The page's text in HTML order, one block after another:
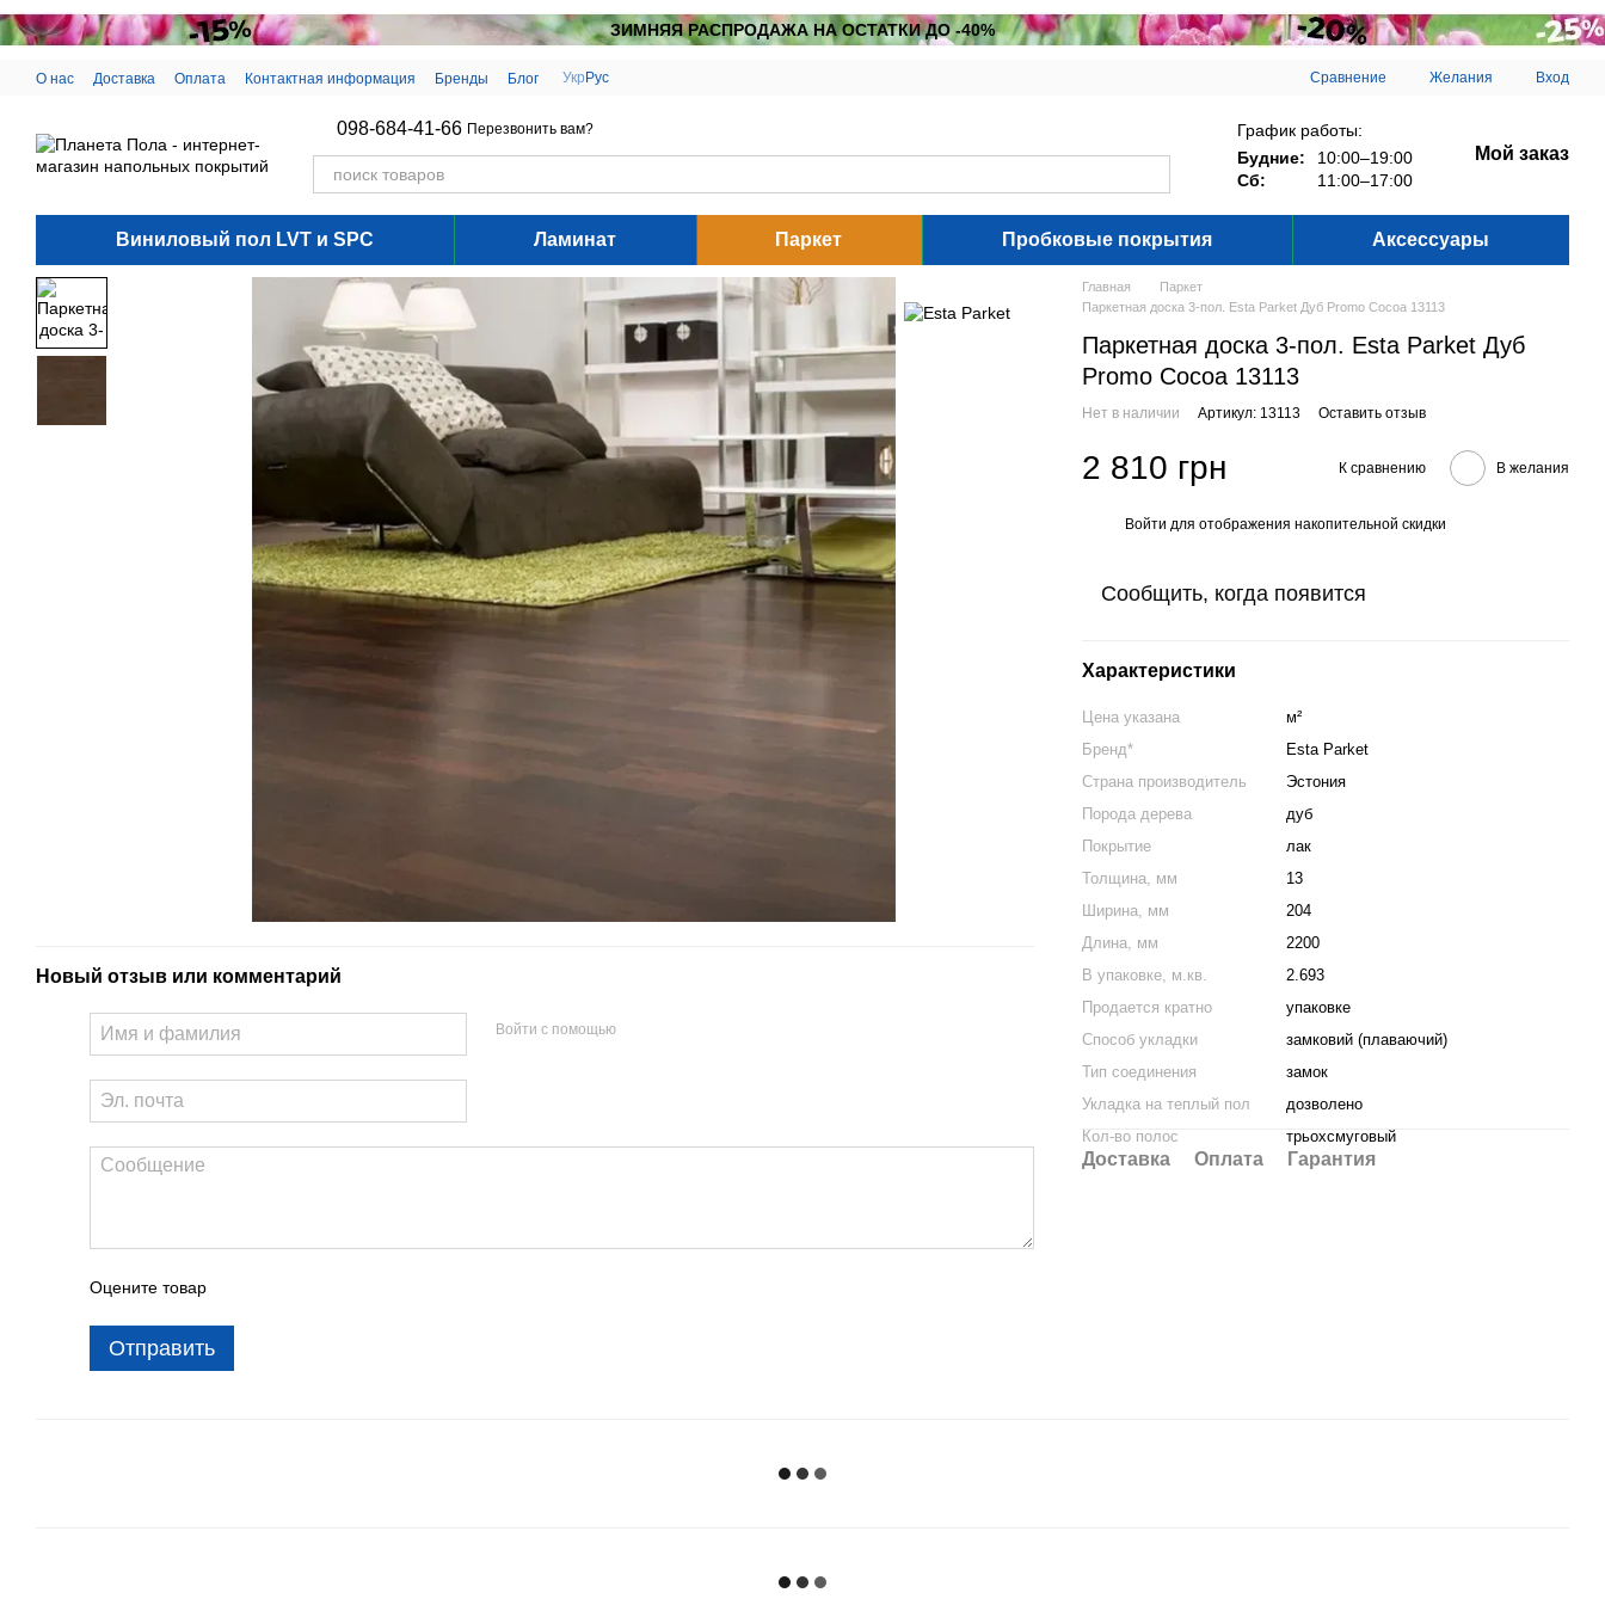
Перейти к основному контенту
ЗИМНЯЯ РАСПРОДАЖА НА ОСТАТКИ ДО -40%
О нас Доставка Оплата Контактная информация Бренды Блог Укр Рус Сравнение Желания Вход
098-684-41-66 Перезвонить вам?
График работы:
Будние:
10:00–19:00
Сб:
11:00–17:00
Мой заказ
Виниловый пол LVT и SPC Ламинат Паркет Пробковые покрытия Аксессуары
Новый отзыв или комментарий
Войти с помощью
Оцените товар
Отправить
Главная
Паркет
Паркетная доска 3-пол. Esta Parket Дуб Promo Cocoa 13113
Паркетная доска 3-пол. Esta Parket Дуб
Promo Cocoa 13113
Нет в наличии Артикул: 13113 Оставить отзыв
2 810 грн К сравнению В желания
Войти для отображения накопительной скидки
Сообщить, когда появится
Характеристики
Цена указана
м²
Бренд*
Esta Parket
Страна производитель
Эстония
Порода дерева
дуб
Покрытие
лак
Толщина, мм
13
Ширина, мм
204
Длина, мм
2200
В упаковке, м.кв.
2.693
Продается кратно
упаковке
Способ укладки
замковий (плаваючий)
Тип соединения
замок
Укладка на теплый пол
дозволено
Кол-во полос
трьохсмуговый
Доставка Оплата Гарантия